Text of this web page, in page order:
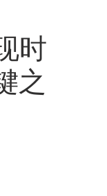
时
之